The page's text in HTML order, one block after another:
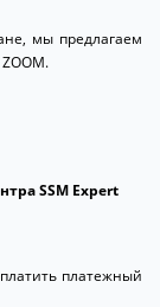
мы предлагаем
SSM Expert
платежный